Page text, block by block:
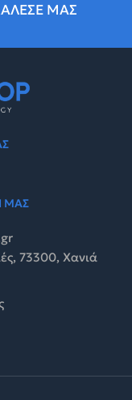
ΜΑΣ
ΜΑΣ
73300, Χανιά